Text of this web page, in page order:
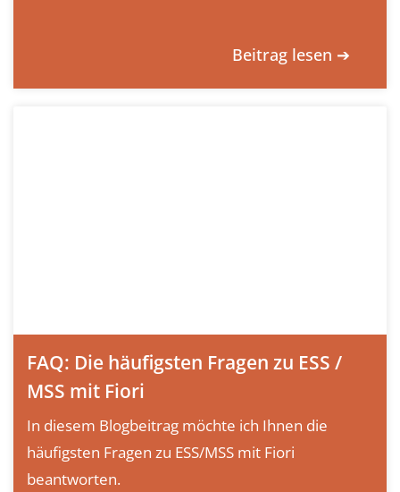
Beitrag lesen ➔
FAQ: Die häufigsten Fragen zu ESS /
MSS mit Fiori
In diesem Blogbeitrag möchte ich Ihnen die
häufigsten Fragen zu ESS/MSS mit Fiori
beantworten.